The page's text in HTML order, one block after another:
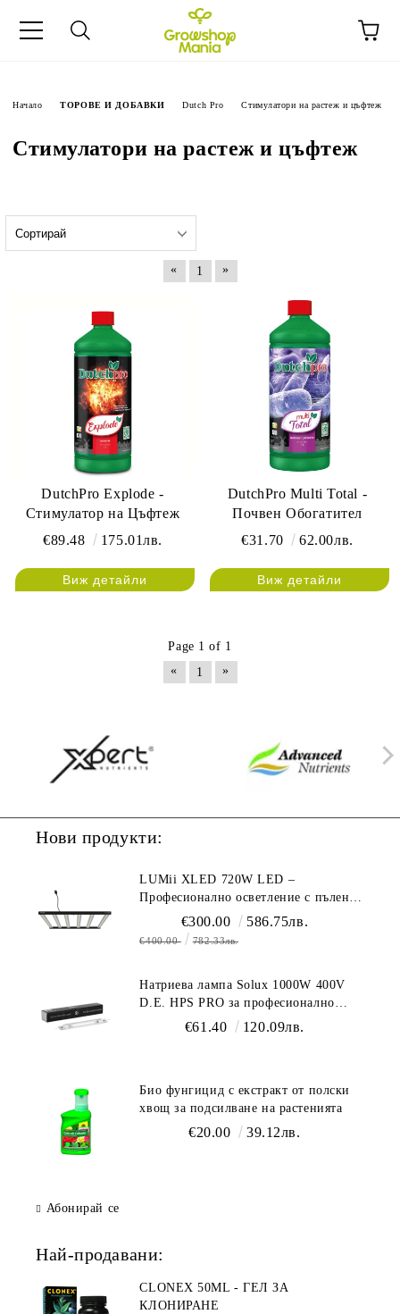
Начало ТОРОВЕ И ДОБАВКИ Dutch Pro Стимулатори на растеж и цъфтеж
Стимулатори на растеж и цъфтеж
« 1 »
DutchPro Explode -
Стимулатор на Цъфтеж
€89.48
175.01лв.
Виж детайли
DutchPro Multi Total -
Почвен Обогатител
€31.70
62.00лв.
Виж детайли
Page 1 of 1
«
1 »
Нови продукти:
LUMii XLED 720W LED –
Професионално осветление с пълен
спектър (1700 µmol/s)
€300.00 586.75лв.
€400.00 782.33лв.
Натриева лампа Solux 1000W 400V
D.E. HPS PRO за професионално
осветление€61.40 120.09лв.
Био фунгицид с екстракт от полски
хвощ за подсилване на растенията
€20.00 39.12лв.
Абонирай се
Най-продавани:
CLONEX 50ML - ГЕЛ ЗА
КЛОНИРАНЕ